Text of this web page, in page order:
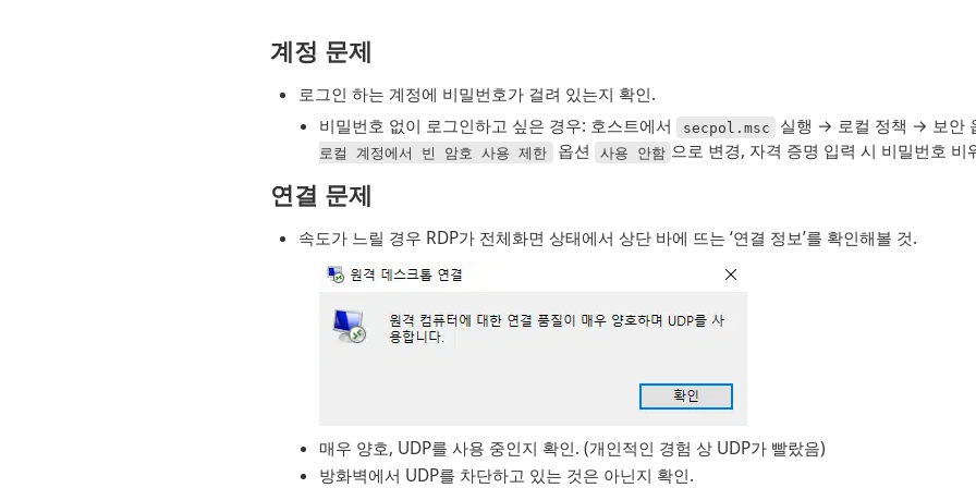
계정 문제
로그인 하는 계정에 비밀번호가 걸려 있는지 확인.
비밀번호 없이 로그인하고 싶은 경우: 호스트에서
secpol.msc 실행 → 로컬 정책 → 보안
로컬 계정에서 빈 암호 사용 제한 옵션 사용 안함 으로 변경, 자격 증명 입력 시 비밀번호 비
연결 문제
속도가 느릴 경우 RDP가 전체화면 상태에서 상단 바에 뜨는 ‘연결 정보’를 확인해볼 것.
매우 양호, UDP를 사용 중인지 확인. (개인적인 경험 상 UDP가 빨랐음)
방화벽에서 UDP를 차단하고 있는 것은 아닌지 확인.